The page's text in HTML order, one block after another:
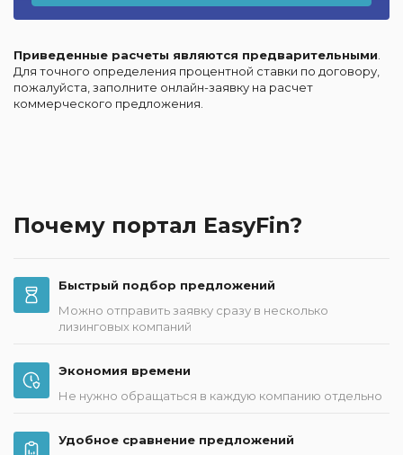
Приведенные расчеты являются предварительными
Для точного определения процентной ставки по договору,
пожалуйста, заполните онлайн-заявку на расчет
коммерческого предложения.
Почему портал EasyFin?
Быстрый подбор предложений
Можно отправить заявку сразу в несколько
лизинговых компаний
Экономия времени
Не нужно обращаться в каждую компанию отдельно
Удобное сравнение предложений